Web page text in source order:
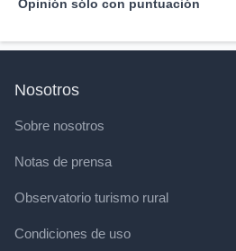
Opinión sólo con puntuación
Nosotros
Sobre nosotros
Notas de prensa
Observatorio turismo rural
Condiciones de uso